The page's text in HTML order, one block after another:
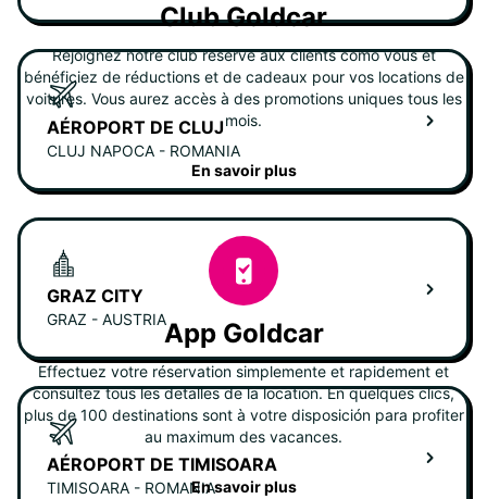
AÉROPORT DE CLUJ
CLUJ NAPOCA - ROMANIA
GRAZ CITY
GRAZ - AUSTRIA
AÉROPORT DE TIMISOARA
TIMISOARA - ROMANIA
Club Goldcar
Rejoignez notre club réservé aux clients como vous et
bénéficiez de réductions et de cadeaux pour vos locations de
voitures. Vous aurez accès à des promotions uniques tous les
mois.
En savoir plus
App Goldcar
Effectuez votre réservation simplemente et rapidement et
consultez tous les detalles de la location. En quelques clics,
plus de 100 destinations sont à votre disposición para profiter
au maximum des vacances.
En savoir plus